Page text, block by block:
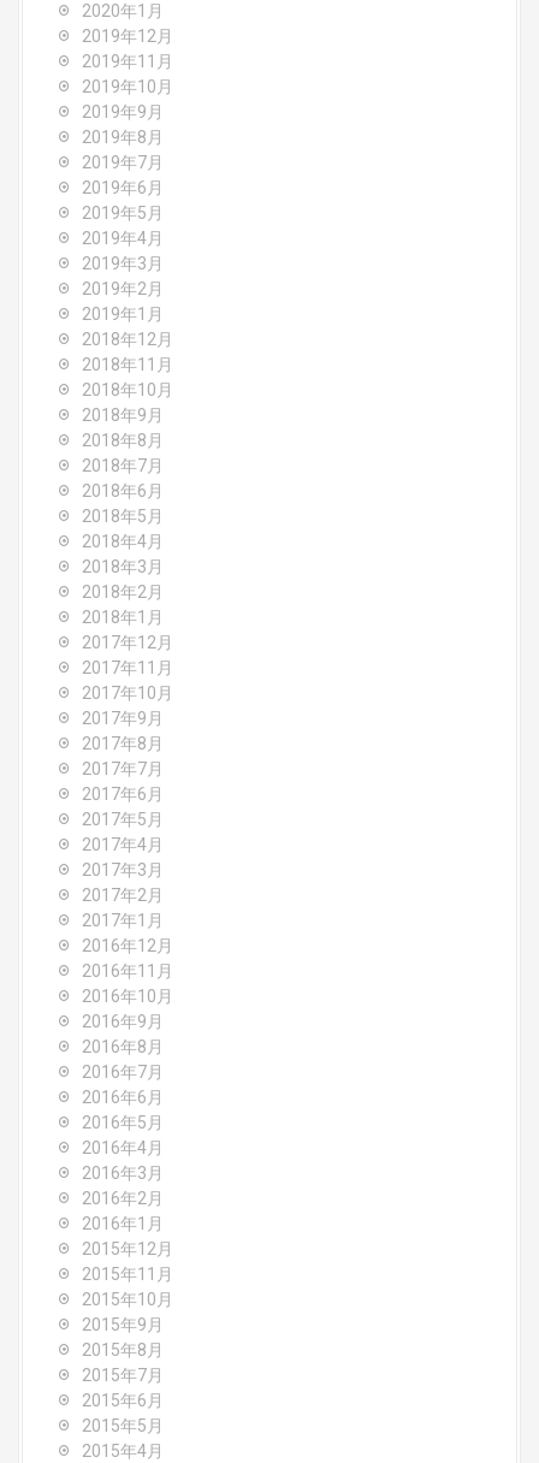
2020年1月
2019年12月
2019年11月
2019年10月
2019年9月
2019年8月
2019年7月
2019年6月
2019年5月
2019年4月
2019年3月
2019年2月
2019年1月
2018年12月
2018年11月
2018年10月
2018年9月
2018年8月
2018年7月
2018年6月
2018年5月
2018年4月
2018年3月
2018年2月
2018年1月
2017年12月
2017年11月
2017年10月
2017年9月
2017年8月
2017年7月
2017年6月
2017年5月
2017年4月
2017年3月
2017年2月
2017年1月
2016年12月
2016年11月
2016年10月
2016年9月
2016年8月
2016年7月
2016年6月
2016年5月
2016年4月
2016年3月
2016年2月
2016年1月
2015年12月
2015年11月
2015年10月
2015年9月
2015年8月
2015年7月
2015年6月
2015年5月
2015年4月